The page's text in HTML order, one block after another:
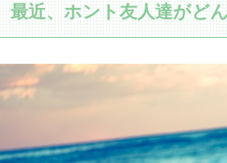
最近、ホント友人達がど